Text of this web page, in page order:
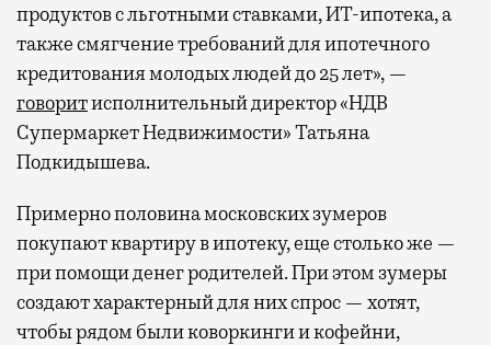
продуктов с льготными ставками, ИТ-ипотека, а
также смягчение требований для ипотечного
кредитования молодых людей до 25 лет», —
говоритисполнительный директор «НДВ
Супермаркет Недвижимости» Татьяна
Подкидышева.
Примерно половина московских зумеров
покупают квартиру в ипотеку, еще столько же —
при помощи денег родителей. При этом зумеры
создают характерный для них спрос — хотят,
чтобы рядом были коворкинги и кофейни,